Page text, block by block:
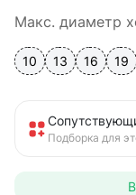
Макс. диаметр
10 13 16 19
Подборка для